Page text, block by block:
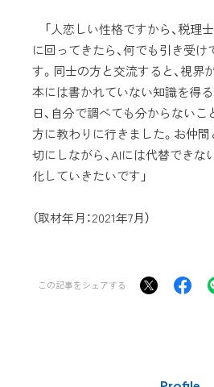
「人恋しい性格ですから、税理
に回ってきたら、何でも引き受
す。同士の方と交流すると、視界
本には書かれていない知識を得
日、自分で調べても分からないこ
方に教わりに行きました。お仲
切にしながら、AIには代替できな
化していきたいです」
（取材年月：2021年7月）
この記事をシェアする